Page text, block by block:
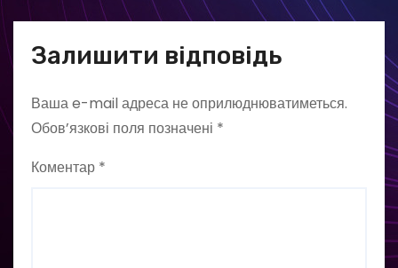
Залишити відповідь
Ваша e-mail адреса не оприлюднюватиметься.
Обов’язкові поля позначені *
Коментар *